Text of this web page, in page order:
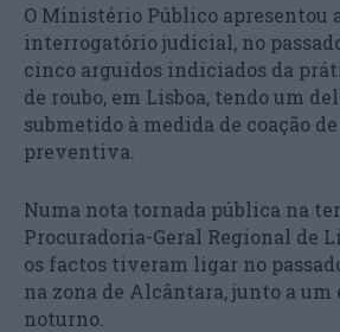
O Ministério Público apresentou
interrogatório judicial, no
cinco arguidos indiciados da
de roubo, em Lisboa, tendo um
submetido à medida de coação
preventiva.
Numa nota tornada pública na
Procuradoria-Geral Regional de
os factos tiveram ligar no
na zona de Alcântara, junto a
noturno.